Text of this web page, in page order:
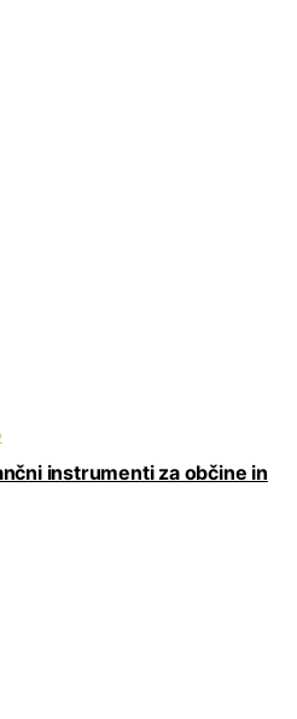
instrumenti za občine in